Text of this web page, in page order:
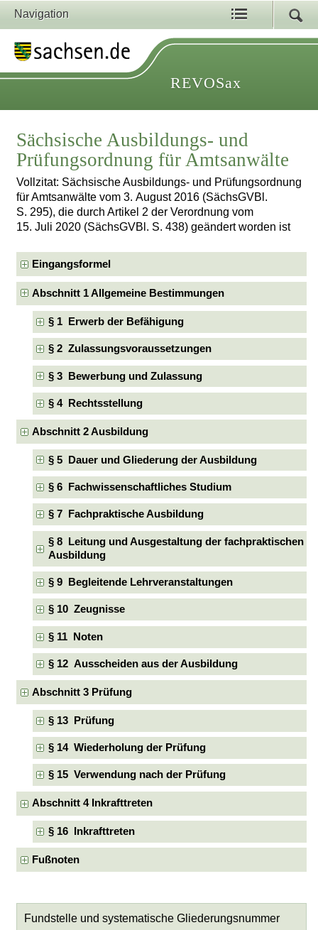
Navigation
REVOSax
Sächsische Ausbildungs- und
Prüfungsordnung für Amtsanwälte
Vollzitat: Sächsische Ausbildungs- und Prüfungsordnung
für Amtsanwälte vom 3. August 2016 (SächsGVBl.
S. 295), die durch Artikel 2 der Verordnung vom
15. Juli 2020 (SächsGVBl. S. 438) geändert worden ist
Eingangsformel
Abschnitt 1 Allgemeine Bestimmungen
§ 1 Erwerb der Befähigung
§ 2 Zulassungsvoraussetzungen
§ 3 Bewerbung und Zulassung
§ 4 Rechtsstellung
Abschnitt 2 Ausbildung
§ 5 Dauer und Gliederung der Ausbildung
§ 6 Fachwissenschaftliches Studium
§ 7 Fachpraktische Ausbildung
§ 8 Leitung und Ausgestaltung der fachpraktischen
Ausbildung
§ 9 Begleitende Lehrveranstaltungen
§ 10 Zeugnisse
§ 11 Noten
§ 12 Ausscheiden aus der Ausbildung
Abschnitt 3 Prüfung
§ 13 Prüfung
§ 14 Wiederholung der Prüfung
§ 15 Verwendung nach der Prüfung
Abschnitt 4 Inkrafttreten
§ 16 Inkrafttreten
Fußnoten
Fundstelle und systematische Gliederungsnummer